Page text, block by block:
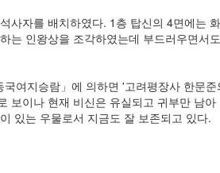
사자를 배치하였다. 1층 탑신의 4면에는
는 인왕상을 조각하였는데 부드러우면서
여지승람」에 의하면 '고려평장사 한문
보이나 현재 비신은 유실되고 귀부만 남
있는 우물로서 지금도 잘 보존되고 있다.